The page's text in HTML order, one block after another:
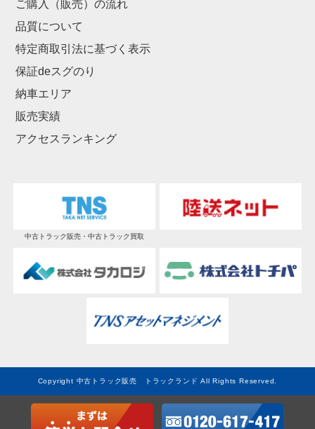
ご購入（販売）の流れ
品質について
特定商取引法に基づく表示
保証deスグのり
納車エリア
販売実績
アクセスランキング
中古トラック販売・中古トラック買取
Copyright 中古トラック販売 トラックランド All Rights Reserved.